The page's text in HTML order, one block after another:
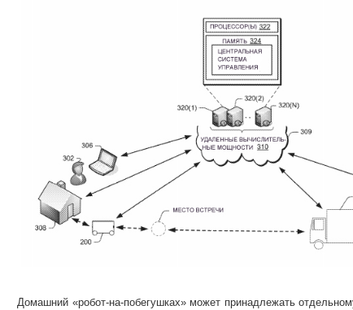
Домашний «робот-на-побегушках» может принадлежать